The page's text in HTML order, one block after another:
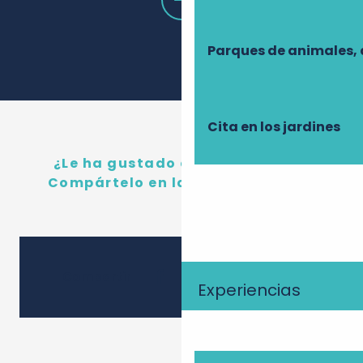
Parques de
Cita en los jardines
Experiencias
¿Le ha gustado este contenido?
Compártelo en las redes sociales